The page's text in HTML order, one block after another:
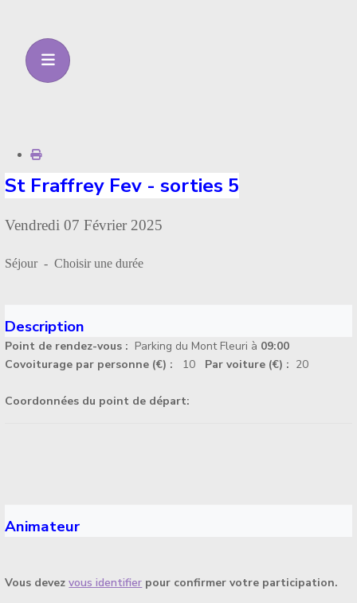
St Fraffrey Fev - sorties 5
Vendredi 07 Février 2025
Séjour - Choisir une durée
Description
Point de rendez-vous : Parking du Mont Fleuri à 09:00
Covoiturage par personne (€) : 10 Par voiture (€) : 20
Coordonnées du point de départ:
Animateur
Vous devezvous identifier pour confirmer votre participation.